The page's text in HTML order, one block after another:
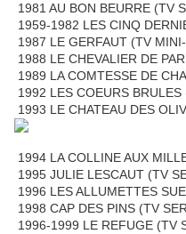
1981 AU BON BEURRE (TV
1959-1982 LES CINQ
1987 LE GERFAUT (TV
1988 LE CHEVALIER DE
1989 LA COMTESSE DE
1992 LES COEURS BRULES
1993 LE CHATEAU DES
1994 LA COLLINE AUX
1995 JULIE LESCAUT (TV
1996 LES ALLUMETTES
1998 CAP DES PINS (TV
1996-1999 LE REFUGE (TV